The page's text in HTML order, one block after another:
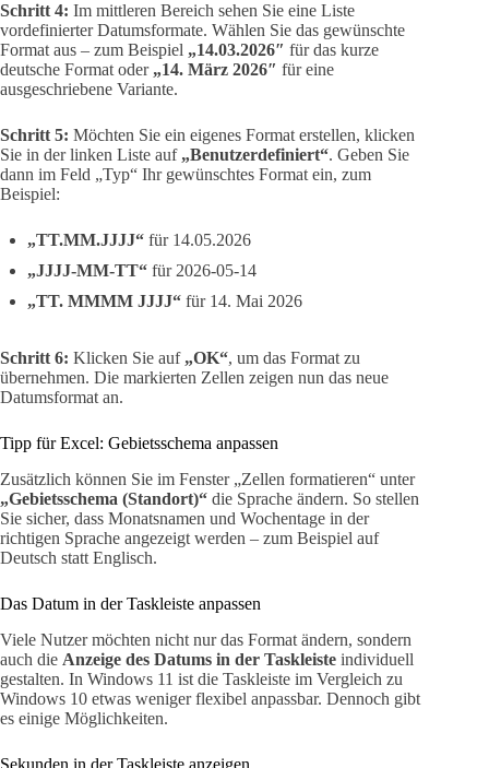
Schritt 4: Im mittleren Bereich sehen Sie eine Liste
vordefinierter Datumsformate. Wählen Sie das gewünschte
Format aus – zum Beispiel „14.03.2026″ für das kurze
deutsche Format oder „14. März 2026″ für eine
ausgeschriebene Variante.
Schritt 5: Möchten Sie ein eigenes Format erstellen, klicken
Sie in der linken Liste auf „Benutzerdefiniert“. Geben Sie
dann im Feld „Typ“ Ihr gewünschtes Format ein, zum
Beispiel:
„TT.MM.JJJJ“ für 14.05.2026
„JJJJ-MM-TT“ für 2026-05-14
„TT. MMMM JJJJ“ für 14. Mai 2026
Schritt 6: Klicken Sie auf „OK“, um das Format zu
übernehmen. Die markierten Zellen zeigen nun das neue
Datumsformat an.
Tipp für Excel: Gebietsschema anpassen
Zusätzlich können Sie im Fenster „Zellen formatieren“ unter
„Gebietsschema (Standort)“ die Sprache ändern. So stellen
Sie sicher, dass Monatsnamen und Wochentage in der
richtigen Sprache angezeigt werden – zum Beispiel auf
Deutsch statt Englisch.
Das Datum in der Taskleiste anpassen
Viele Nutzer möchten nicht nur das Format ändern, sondern
auch die Anzeige des Datums in der Taskleiste individuell
gestalten. In Windows 11 ist die Taskleiste im Vergleich zu
Windows 10 etwas weniger flexibel anpassbar. Dennoch gibt
es einige Möglichkeiten.
Sekunden in der Taskleiste anzeigen